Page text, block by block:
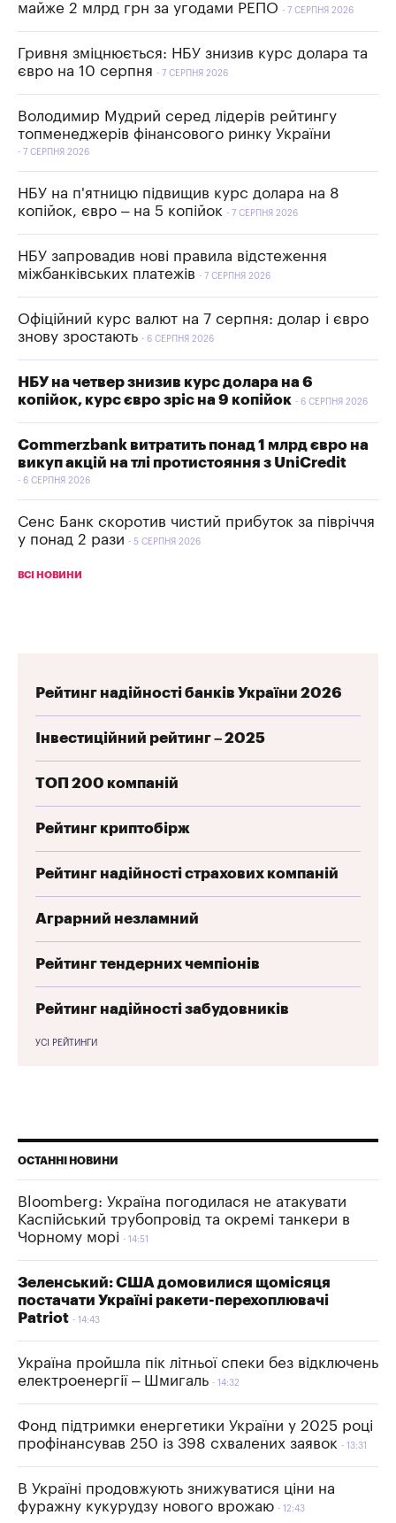
майже 2 млрд грн за угодами РЕПО
7 СЕРПНЯ 2026
Гривня зміцнюється: НБУ знизив курс долара та
євро на 10 серпня
7 СЕРПНЯ 2026
Володимир Мудрий серед лідерів рейтингу
топменеджерів фінансового ринку України
7 СЕРПНЯ 2026
НБУ на п'ятницю підвищив курс долара на 8
копійок, євро – на 5 копійок
7 СЕРПНЯ 2026
НБУ запровадив нові правила відстеження
міжбанківських платежів
7 СЕРПНЯ 2026
Офіційний курс валют на 7 серпня: долар і євро
знову зростають
6 СЕРПНЯ 2026
НБУ на четвер знизив курс долара на 6
копійок, курс євро зріс на 9 копійок
6 СЕРПНЯ 2026
Commerzbank витратить понад 1 млрд євро на
викуп акцій на тлі протистояння з UniCredit
6 СЕРПНЯ 2026
Сенс Банк скоротив чистий прибуток за півріччя
у понад 2 рази
5 СЕРПНЯ 2026
ВСІ НОВИНИ
Рейтинг надійності банків України 2026
Інвестиційний рейтинг – 2025
ТОП 200 компаній
Рейтинг криптобірж
Рейтинг надійності страхових компаній
Аграрний незламний
Рейтинг тендерних чемпіонів
Рейтинг надійності забудовників
УСІ РЕЙТИНГИ
ОСТАННІ НОВИНИ
Bloomberg: Україна погодилася не атакувати
Каспійський трубопровід та окремі танкери в
Чорному морі
14:51
Зеленський: США домовилися щомісяця
постачати Україні ракети-перехоплювачі
Patriot
14:43
Україна пройшла пік літньої спеки без відключень
електроенергії – Шмигаль
14:32
Фонд підтримки енергетики України у 2025 році
профінансував 250 із 398 схвалених заявок
13:31
В Україні продовжують знижуватися ціни на
фуражну кукурудзу нового врожаю
12:43